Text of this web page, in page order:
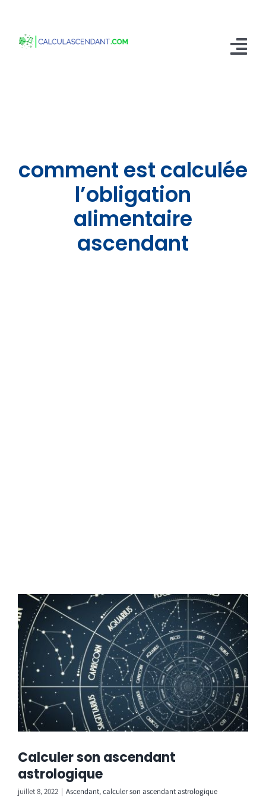
contenu
Contactez-nous
comment est calculée
l’obligation
alimentaire
ascendant
Calculer son ascendant
astrologique
juillet 8, 2022 | Ascendant,calculer son ascendant astrologique